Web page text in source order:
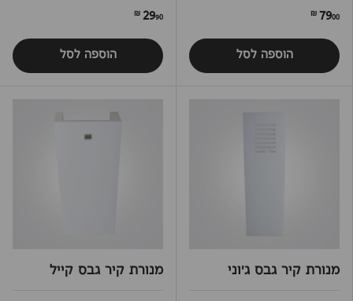
7900 ₪
הוספה לסל
2990 ₪
הוספה לסל
מנורת קיר גבס ג'וני מנורת קיר גבס קייל